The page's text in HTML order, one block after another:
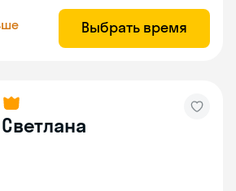
Выбрать время
Светлана